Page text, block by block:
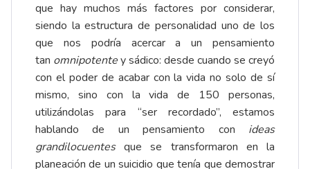
que hay muchos más factores por considerar,
siendo la estructura de personalidad uno de los
que nos podría acercar a un pensamiento
tan omnipotentey sádico: desde cuando se creyó
con el poder de acabar con la vida no solo de sí
mismo, sino con la vida de 150 personas,
utilizándolas para “ser recordado”, estamos
hablando de un pensamiento con ideas
grandilocuentesque se transformaron en la
planeación de un suicidio que tenía que demostrar